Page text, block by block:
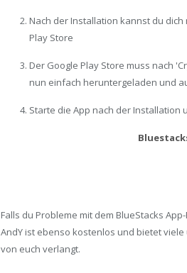
Nach der Installation kannst du
Play Store
Der Google Play Store muss nach
nun einfach heruntergeladen und
Starte die App nach der Installation
Falls du Probleme mit dem BlueStacks
AndY ist ebenso kostenlos und bietet
von euch verlangt.